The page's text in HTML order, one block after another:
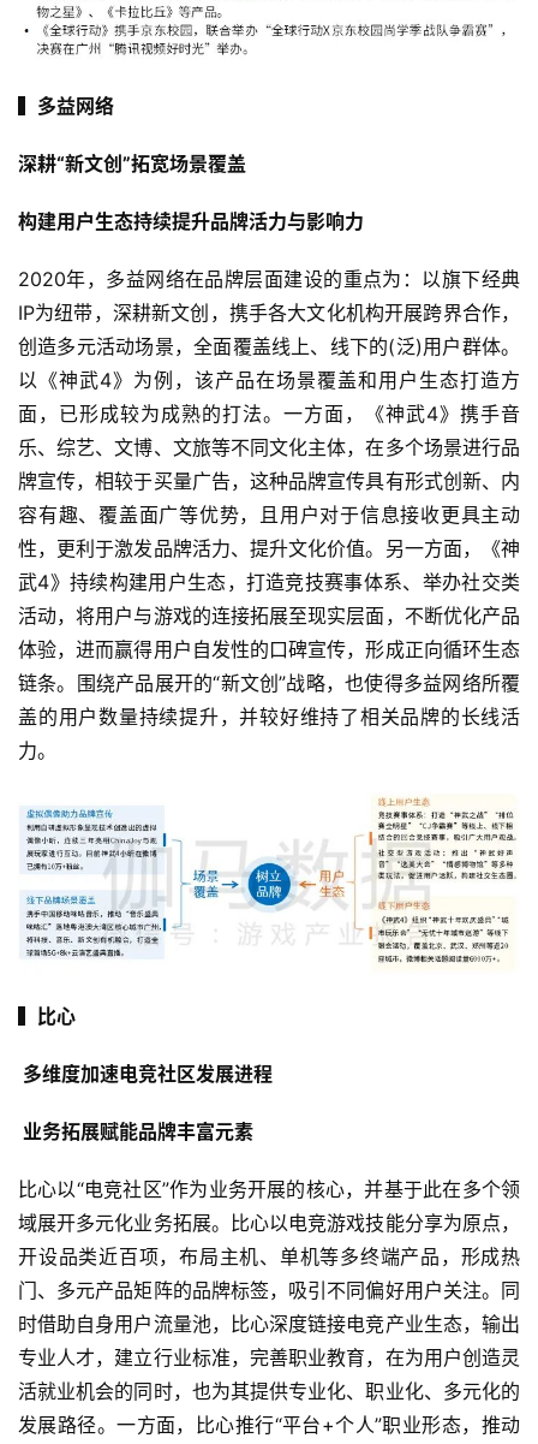
▍多益网络
深耕“新文创”拓宽场景覆盖
构建用户生态持续提升品牌活力与影响力
2020年，多益网络在品牌层面建设的重点为：以旗下经典
IP为纽带，深耕新文创，携手各大文化机构开展跨界合作，
创造多元活动场景，全面覆盖线上、线下的(泛)用户群体。
以《神武4》为例，该产品在场景覆盖和用户生态打造方
面，已形成较为成熟的打法。一方面，《神武4》携手音
乐、综艺、文博、文旅等不同文化主体，在多个场景进行品
牌宣传，相较于买量广告，这种品牌宣传具有形式创新、内
容有趣、覆盖面广等优势，且用户对于信息接收更具主动
性，更利于激发品牌活力、提升文化价值。另一方面，《神
武4》持续构建用户生态，打造竞技赛事体系、举办社交类
活动，将用户与游戏的连接拓展至现实层面，不断优化产品
体验，进而赢得用户自发性的口碑宣传，形成正向循环生态
链条。围绕产品展开的“新文创”战略，也使得多益网络所覆
盖的用户数量持续提升，并较好维持了相关品牌的长线活
力。
▍比心
多维度加速电竞社区发展进程
业务拓展赋能品牌丰富元素
比心以“电竞社区”作为业务开展的核心，并基于此在多个领
域展开多元化业务拓展。比心以电竞游戏技能分享为原点，
开设品类近百项，布局主机、单机等多终端产品，形成热
门、多元产品矩阵的品牌标签，吸引不同偏好用户关注。同
时借助自身用户流量池，比心深度链接电竞产业生态，输出
专业人才，建立行业标准，完善职业教育，在为用户创造灵
活就业机会的同时，也为其提供专业化、职业化、多元化的
发展路径。一方面，比心推行“平台+个人”职业形态，推动